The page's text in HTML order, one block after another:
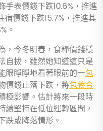
手表價錢下跌10.6%，推進
宿價錢下跌15.7%，推進其
。
，今冬明春，食糧價錢穩
自拔，雖然她知道這只是
眼睜睜地看著眼前的一包
價錢止落下跌，將包養合
極影響。估計將來一段時
續堅持在低位運轉區間，
跌或降落情形。